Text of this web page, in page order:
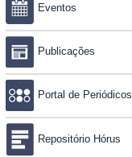
Eventos
Publicações
Portal de Periódicos
Repositório Hórus